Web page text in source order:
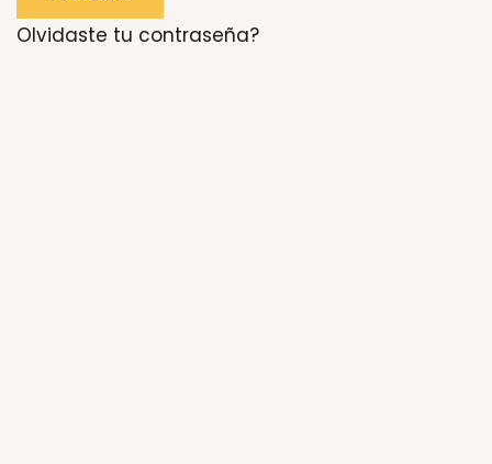
Olvidaste tu contraseña?